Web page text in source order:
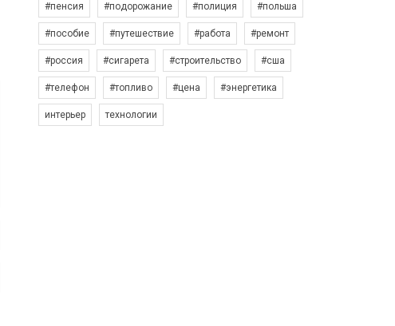
#пенсия #подорожание #полиция #польша
#пособие #путешествие #работа #ремонт
#россия #сигарета #строительство #сша
#телефон #топливо #цена #энергетика
интерьер технологии